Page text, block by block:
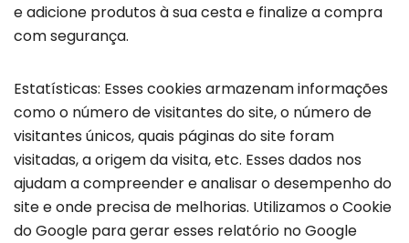
e adicione produtos à sua cesta e finalize a compra
com segurança.
Estatísticas: Esses cookies armazenam informações
como o número de visitantes do site, o número de
visitantes únicos, quais páginas do site foram
visitadas, a origem da visita, etc. Esses dados nos
ajudam a compreender e analisar o desempenho do
site e onde precisa de melhorias. Utilizamos o Cookie
do Google para gerar esses relatório no Google